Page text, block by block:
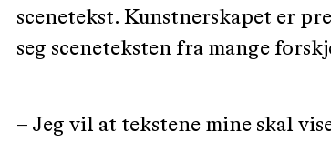
scenetekst. Kunstnerskapet er
seg sceneteksten fra mange
– Jeg vil at tekstene mine skal